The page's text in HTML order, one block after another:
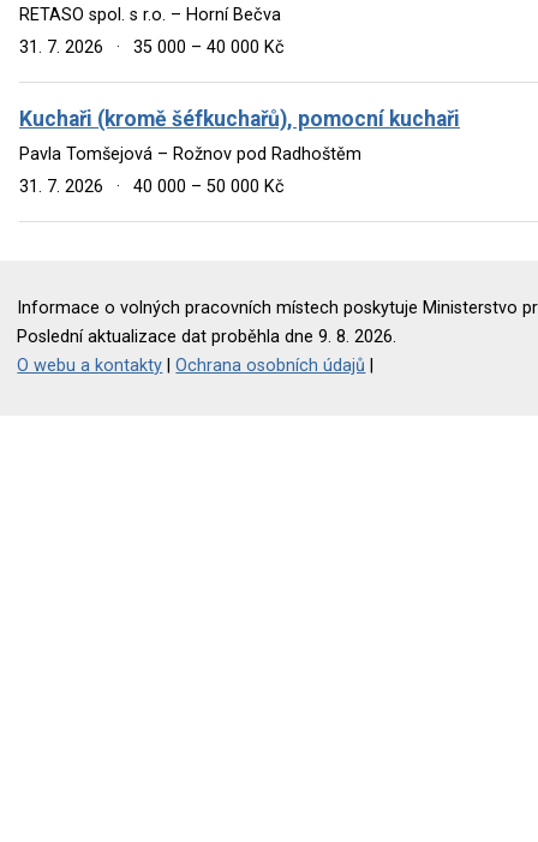
RETASO spol. s r.o. – Horní Bečva
31. 7. 2026
· 35 000 – 40 000 Kč
Kuchaři (kromě šéfkuchařů), pomocní kuchaři
Pavla Tomšejová – Rožnov pod Radhoštěm
31. 7. 2026
· 40 000 – 50 000 Kč
Informace o volných pracovních místech poskytuje Ministerstvo
Poslední aktualizace dat proběhla dne 9. 8. 2026.
O webu a kontakty |Ochrana osobních údajů